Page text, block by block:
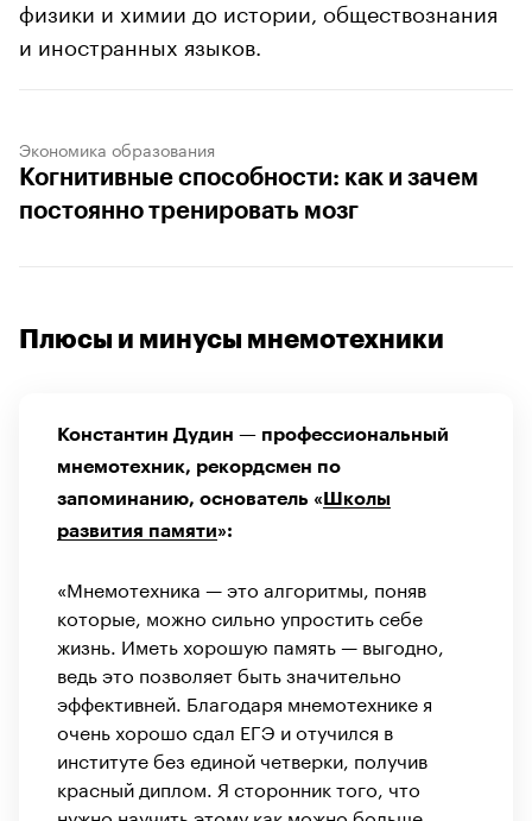
физики и химии до истории, обществознания
и иностранных языков.
Экономика образования
Когнитивные способности: как и зачем
постоянно тренировать мозг
Плюсы и минусы мнемотехники
Константин Дудин — профессиональный
мнемотехник, рекордсмен по
запоминанию, основатель « Школы
развития памяти»:
«Мнемотехника — это алгоритмы, поняв
которые, можно сильно упростить себе
жизнь. Иметь хорошую память — выгодно,
ведь это позволяет быть значительно
эффективней. Благодаря мнемотехнике я
очень хорошо сдал ЕГЭ и отучился в
институте без единой четверки, получив
красный диплом. Я сторонник того, что